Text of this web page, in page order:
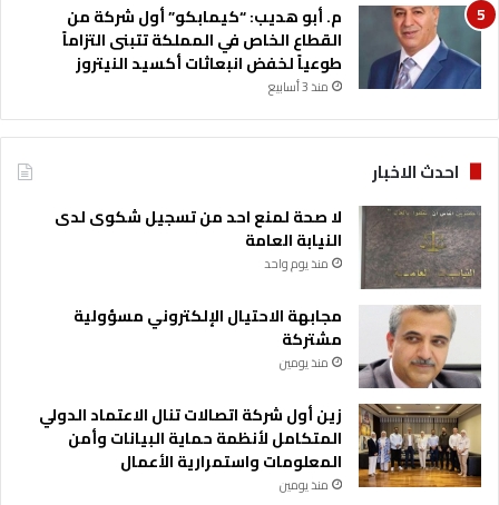
م. أبو هديب: “كيمابكو” أول شركة من
القطاع الخاص في المملكة تتبنى التزاماً
طوعياً لخفض انبعاثات أكسيد النيتروز
منذ 3 أسابيع
احدث الاخبار
لا صحة لمنع احد من تسجيل شكوى لدى
النيابة العامة
منذ يوم واحد
مجابهة الاحتيال الإلكتروني مسؤولية
مشتركة
منذ يومين
زين أول شركة اتصالات تنال الاعتماد الدولي
المتكامل لأنظمة حماية البيانات وأمن
المعلومات واستمرارية الأعمال
منذ يومين